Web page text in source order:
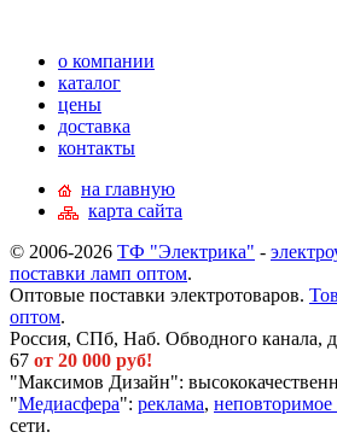
о компании
каталог
цены
доставка
контакты
на главную
карта сайта
© 2006-2026 ТФ "Электрика" -
поставки ламп оптом.
Оптовые поставки электротоваров.
оптом.
Россия, СПб, Наб. Обводного канала,
67 от 20 000 руб!
"Максимов Дизайн":
"Медиасфера": реклама,
сети.